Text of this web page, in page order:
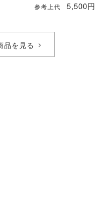
参考上代 5,500円
品を見る